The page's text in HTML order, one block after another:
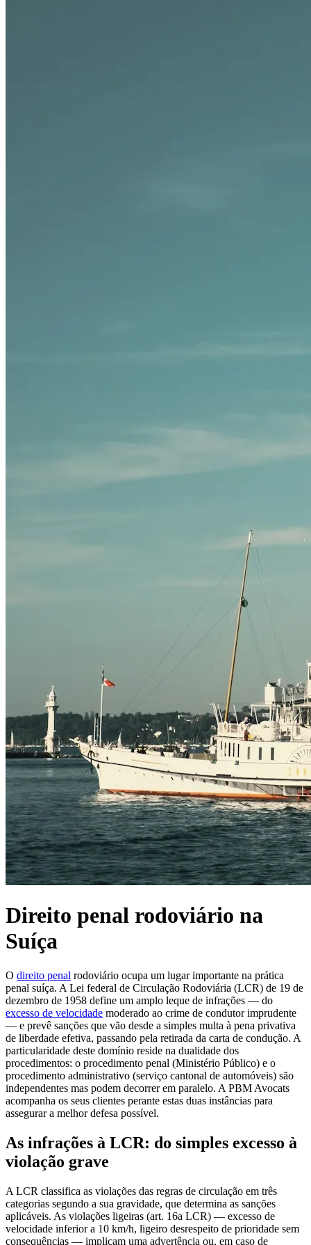
Direito penal rodoviário na
Suíça
O direito penal rodoviário ocupa um lugar importante na prática
penal suíça. A Lei federal de Circulação Rodoviária (LCR) de 19 de
dezembro de 1958 define um amplo leque de infrações — do
excesso de velocidade moderado ao crime de condutor imprudente
— e prevê sanções que vão desde a simples multa à pena privativa
de liberdade efetiva, passando pela retirada da carta de condução. A
particularidade deste domínio reside na dualidade dos
procedimentos: o procedimento penal (Ministério Público) e o
procedimento administrativo (serviço cantonal de automóveis) são
independentes mas podem decorrer em paralelo. A PBM Avocats
acompanha os seus clientes perante estas duas instâncias para
assegurar a melhor defesa possível.
As infrações à LCR: do simples excesso à
violação grave
A LCR classifica as violações das regras de circulação em três
categorias segundo a sua gravidade, que determina as sanções
aplicáveis. As violações ligeiras (art. 16a LCR) — excesso de
velocidade inferior a 10 km/h, ligeiro desrespeito de prioridade sem
consequências — implicam uma advertência ou, em caso de